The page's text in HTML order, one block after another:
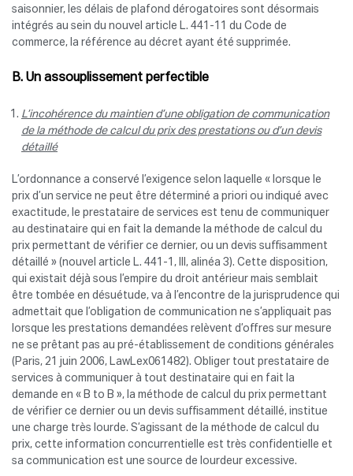
saisonnier, les délais de plafond dérogatoires sont désormais
intégrés au sein du nouvel article L. 441-11 du Code de
commerce, la référence au décret ayant été supprimée.
B. Un assouplissement perfectible
L’incohérence du maintien d’une obligation de communication
de la méthode de calcul du prix des prestations ou d’un devis
détaillé
L’ordonnance a conservé l’exigence selon laquelle « lorsque le
prix d’un service ne peut être déterminé a priori ou indiqué avec
exactitude, le prestataire de services est tenu de communiquer
au destinataire qui en fait la demande la méthode de calcul du
prix permettant de vérifier ce dernier, ou un devis suffisamment
détaillé » (nouvel article L. 441-1, III, alinéa 3). Cette disposition,
qui existait déjà sous l’empire du droit antérieur mais semblait
être tombée en désuétude, va à l’encontre de la jurisprudence qui
admettait que l’obligation de communication ne s’appliquait pas
lorsque les prestations demandées relèvent d’offres sur mesure
ne se prêtant pas au pré-établissement de conditions générales
(Paris, 21 juin 2006, LawLex061482). Obliger tout prestataire de
services à communiquer à tout destinataire qui en fait la
demande en « B to B », la méthode de calcul du prix permettant
de vérifier ce dernier ou un devis suffisamment détaillé, institue
une charge très lourde. S’agissant de la méthode de calcul du
prix, cette information concurrentielle est très confidentielle et
sa communication est une source de lourdeur excessive.